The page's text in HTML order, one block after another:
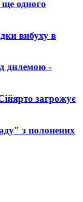
одного
вибуху в
дилемою -
загрожує
з полонених